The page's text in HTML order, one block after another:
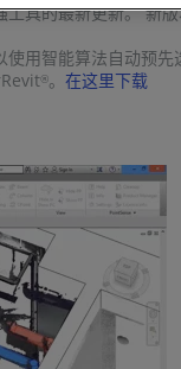
具的最新更新。 新
用智能算法自动预
®。 在这里下载